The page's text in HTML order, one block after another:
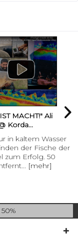
MACHT!" Ali
Korda...
in kaltem Wasser
der Fische der
zum Erfolg. 50
[mehr]